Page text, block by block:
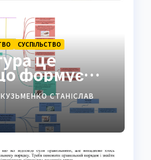
СУCПІЛЬСТВО
це
формує
груп у
КУЗЬМЕНКО СТАНІСЛАВ